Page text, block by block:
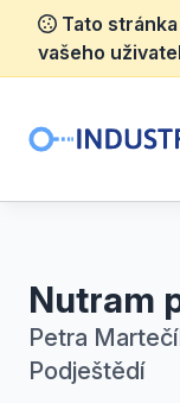
Tato
vašeho
Nutram
Petra
Podještědí